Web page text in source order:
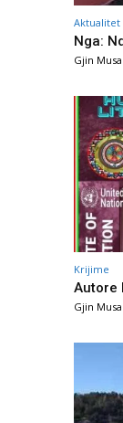
Aktualitet
Nga:
Gjin Musa
Krijime
Autore
Gjin Musa